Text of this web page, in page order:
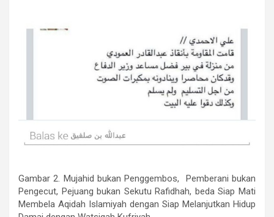
Gambar 2. Mujahid bukan Penggembos, Pemberani bukan
Pengecut, Pejuang bukan Sekutu Rafidhah, beda Siap Mati
Membela Aqidah Islamiyah dengan Siap Melanjutkan Hidup